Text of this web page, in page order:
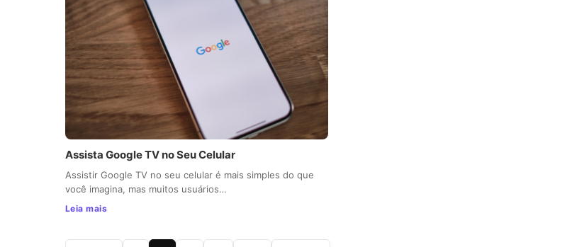
Assista Google TV no Seu Celular
Assistir Google TV no seu celular é mais simples do que
você imagina, mas muitos usuários…
Leia mais